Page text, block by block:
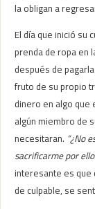
la obligan a
El día que inició su
prenda de ropa en
después de
fruto de su propio
dinero en algo que
algún miembro de
necesitaran. “¿No
sacrificarme por
interesante es que
de culpable, se